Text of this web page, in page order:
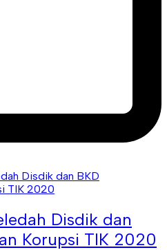
Disdik dan
Korupsi TIK 2020